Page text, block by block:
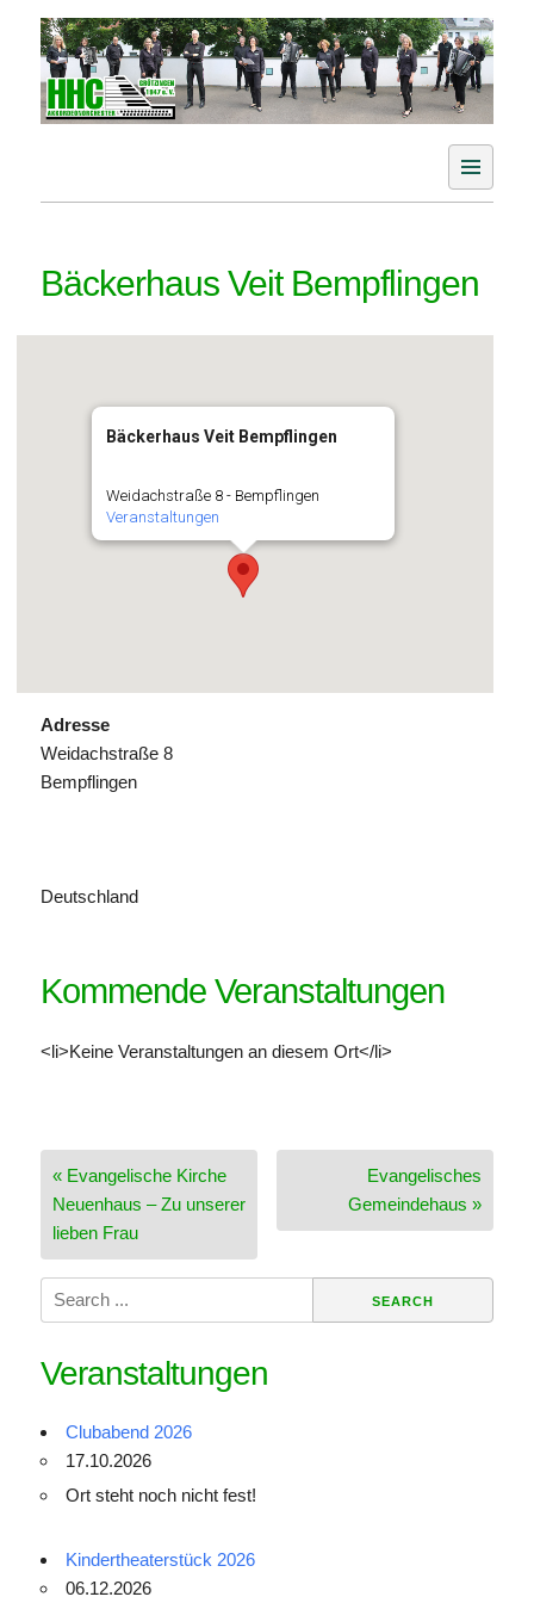
content
Grötzingen e. V.
Bäckerhaus Veit Bempflingen
Bäckerhaus Veit Bempflingen
Weidachstraße 8 - Bempflingen
Veranstaltungen
Adresse
Weidachstraße 8
Bempflingen
Deutschland
Kommende Veranstaltungen
<li>Keine Veranstaltungen an diesem Ort</li>
Beitragsnavigation
« Evangelische Kirche
Neuenhaus – Zu unserer
lieben Frau
Evangelisches
Gemeindehaus »
Search
for:
Veranstaltungen
Clubabend 2026
17.10.2026
Ort steht noch nicht fest!
Kindertheaterstück 2026
06.12.2026